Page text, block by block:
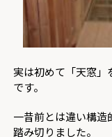
実は初めて「天窓」
です。
一昔前とは違い構造
踏み切りました。